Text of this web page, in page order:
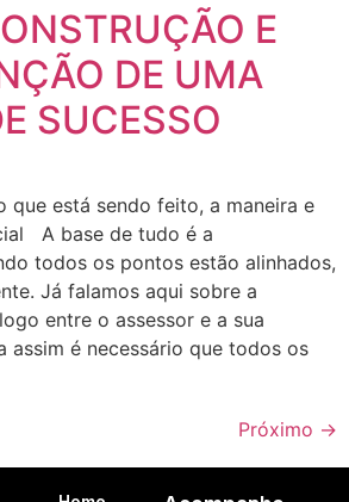
E
DE UMA
SUCESSO
que está sendo feito, a maneira e
A base de tudo é a
todos os pontos estão alinhados,
Já falamos aqui sobre a
entre o assessor e a sua
assim é necessário que todos os
Próximo →